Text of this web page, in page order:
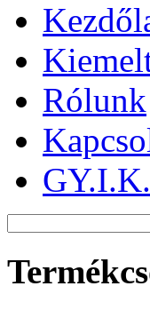
Rólunk
GY.I.K.